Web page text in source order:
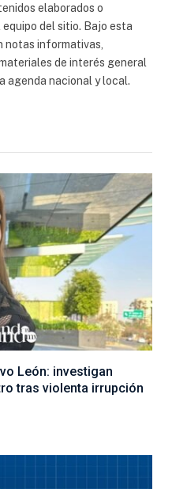
elaborados o
del sitio. Bajo esta
notas informativas,
de interés general
agenda nacional y local.
León: investigan
tras violenta irrupción